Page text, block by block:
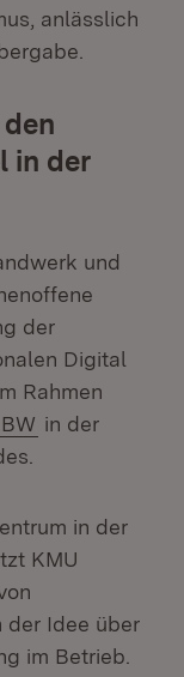
anlässlich
in der
und
der
Digital
Rahmen
(Öffnet in
in der
in der
KMU
der Idee über
im Betrieb.